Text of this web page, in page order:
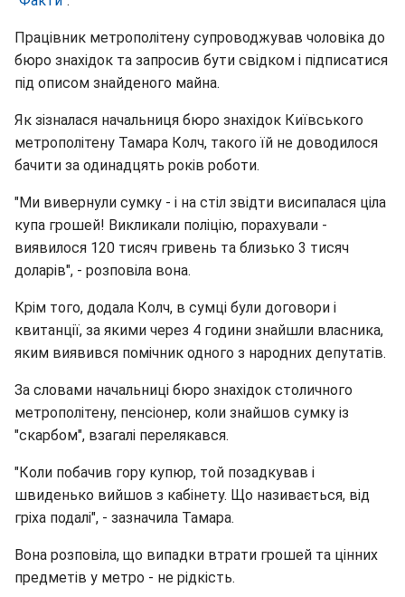
Працівник метрополітену супроводжував чоловіка до
бюро знахідок та запросив бути свідком і підписатися
під описом знайденого майна.
Як зізналася начальниця бюро знахідок Київського
метрополітену Тамара Колч, такого їй не доводилося
бачити за одинадцять років роботи.
"Ми вивернули сумку - і на стіл звідти висипалася ціла
купа грошей! Викликали поліцію, порахували -
виявилося 120 тисяч гривень та близько 3 тисяч
доларів", - розповіла вона.
Крім того, додала Колч, в сумці були договори і
квитанції, за якими через 4 години знайшли власника,
яким виявився помічник одного з народних депутатів.
За словами начальниці бюро знахідок столичного
метрополітену, пенсіонер, коли знайшов сумку із
"скарбом", взагалі перелякався.
"Коли побачив гору купюр, той позадкував і
швиденько вийшов з кабінету. Що називається, від
гріха подалі", - зазначила Тамара.
Вона розповіла, що випадки втрати грошей та цінних
предметів у метро - не рідкість.